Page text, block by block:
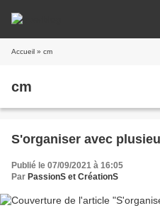
Accueil » cm
cm
S'organiser avec
Publié le 07/09/2021 à 16:05
Par PassionS et CréationS